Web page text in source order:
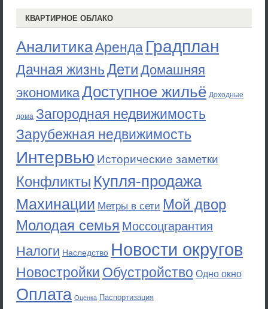
КВАРТИРНОЕ ОБЛАКО
АналитикаАренда Градплан
Дачная жизньДети Домашняя
экономикаДоступное жильё Доходные
дома Загородная недвижимость
Зарубежная недвижимость
Интервью Исторические заметки
Конфликты Купля-продажа
Махинации Метры в сети Мой двор
Молодая семья Моссоцгарантия
Налоги Наследство Новости округов
Новостройки Обустройство Одно окно
Оплата Оценка Паспортизация